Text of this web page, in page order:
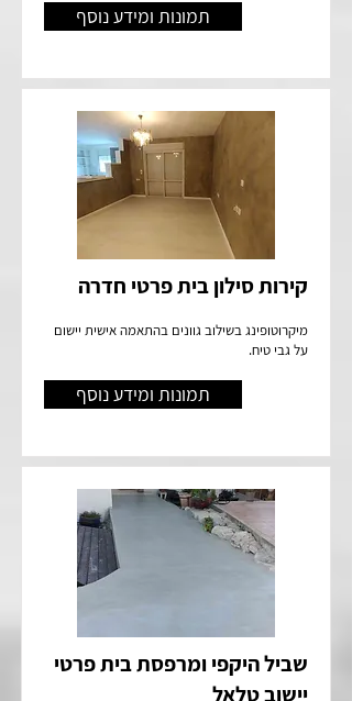
תמונות ומידע נוסף
קירות סילון בית פרטי חדרה
מיקרוטופינג בשילוב גוונים בהתאמה אישית יישום
על גבי טיח.
תמונות ומידע נוסף
שביל היקפי ומרפסת בית פרטי
יישוב טלאל